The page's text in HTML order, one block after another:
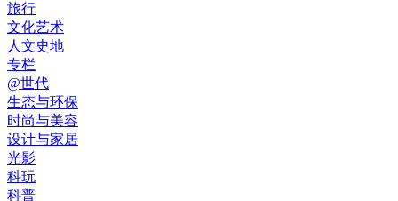
旅行
文化艺术
人文史地
专栏
@世代
生态与环保
时尚与美容
设计与家居
光影
科玩
科普